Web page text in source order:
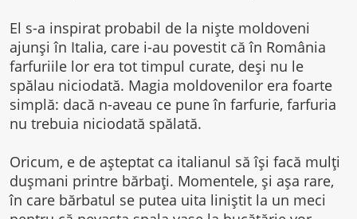
El s-a inspirat probabil de la nişte moldoveni
ajunşi în Italia, care i-au povestit că în România
farfuriile lor era tot timpul curate, deşi nu le
spălau niciodată. Magia moldovenilor era foarte
simplă: dacă n-aveau ce pune în farfurie, farfuria
nu trebuia niciodată spălată.
Oricum, e de aşteptat ca italianul să îşi facă mulţi
duşmani printre bărbaţi. Momentele, şi aşa rare,
în care bărbatul se putea uita liniştit la un meci